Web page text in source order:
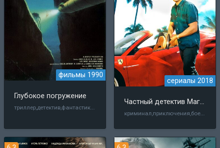
фильмы 1990
Глубокое погружение
триллер,детектив,фантастика,приключения,боевик,ужасы
сериалы 2018
Частный детектив Магнум
криминал,приключения,боевик